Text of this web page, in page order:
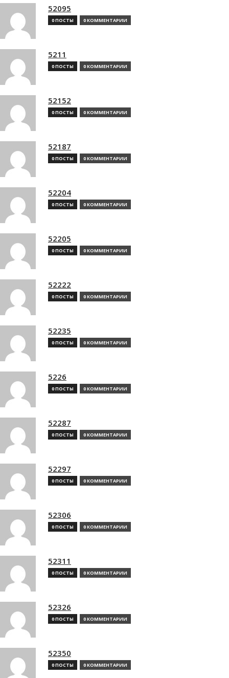
52095
0 ПОСТЫ 0 КОММЕНТАРИИ
5211
0 ПОСТЫ 0 КОММЕНТАРИИ
52152
0 ПОСТЫ 0 КОММЕНТАРИИ
52187
0 ПОСТЫ 0 КОММЕНТАРИИ
52204
0 ПОСТЫ 0 КОММЕНТАРИИ
52205
0 ПОСТЫ 0 КОММЕНТАРИИ
52222
0 ПОСТЫ 0 КОММЕНТАРИИ
52235
0 ПОСТЫ 0 КОММЕНТАРИИ
5226
0 ПОСТЫ 0 КОММЕНТАРИИ
52287
0 ПОСТЫ 0 КОММЕНТАРИИ
52297
0 ПОСТЫ 0 КОММЕНТАРИИ
52306
0 ПОСТЫ 0 КОММЕНТАРИИ
52311
0 ПОСТЫ 0 КОММЕНТАРИИ
52326
0 ПОСТЫ 0 КОММЕНТАРИИ
52350
0 ПОСТЫ 0 КОММЕНТАРИИ